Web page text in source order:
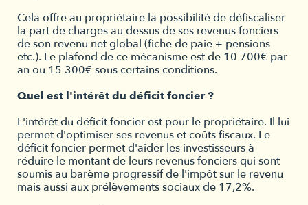
Cela offre au propriétaire la possibilité de défiscaliser
la part de charges au dessus de ses revenus fonciers
de son revenu net global (fiche de paie + pensions
etc.). Le plafond de ce mécanisme est de 10 700€ par
an ou 15 300€ sous certains conditions.
Quel est l'intérêt du déficit foncier ?
L'intérêt du déficit foncier est pour le propriétaire. Il lui
permet d'optimiser ses revenus et coûts fiscaux. Le
déficit foncier permet d'aider les investisseurs à
réduire le montant de leurs revenus fonciers qui sont
soumis au barème progressif de l'impôt sur le revenu
mais aussi aux prélèvements sociaux de 17,2%.